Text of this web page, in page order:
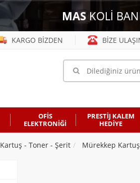
MASKOLİ
KARGO BİZDEN BİZE
OFİS
ELEKTRONİĞİ
PRESTİJ KALEM
HEDİYE
Kartuş - Toner - Şerit Mürekkep